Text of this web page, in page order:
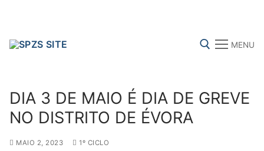
Search for:
MENU
FENPROF CGTP-IN FRENTE COMUM
DIA 3 DE MAIO É DIA DE GREVE
NO DISTRITO DE ÉVORA
MAIO 2, 2023 1º CICLO